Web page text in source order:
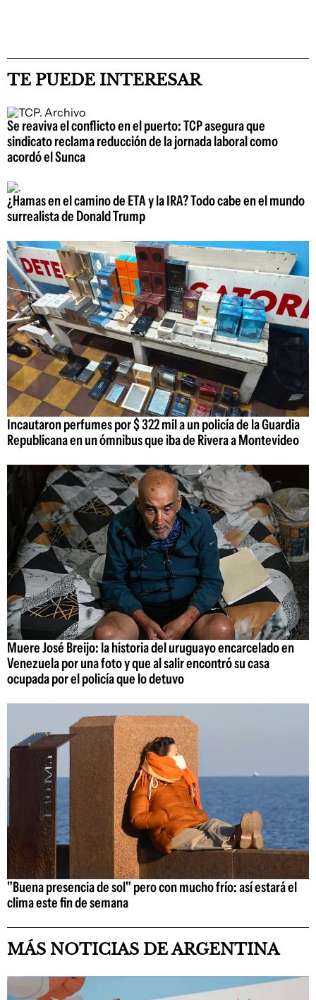
TE PUEDE INTERESAR
Se reaviva el conflicto en el puerto: TCP asegura que
sindicato reclama reducción de la jornada laboral como
acordó el Sunca
¿Hamas en el camino de ETA y la IRA? Todo cabe en el mundo
surrealista de Donald Trump
Incautaron perfumes por $ 322 mil a un policía de la Guardia
Republicana en un ómnibus que iba de Rivera a Montevideo
Muere José Breijo: la historia del uruguayo encarcelado en
Venezuela por una foto y que al salir encontró su casa
ocupada por el policía que lo detuvo
"Buena presencia de sol" pero con mucho frío: así estará el
clima este fin de semana
MÁS NOTICIAS DE ARGENTINA